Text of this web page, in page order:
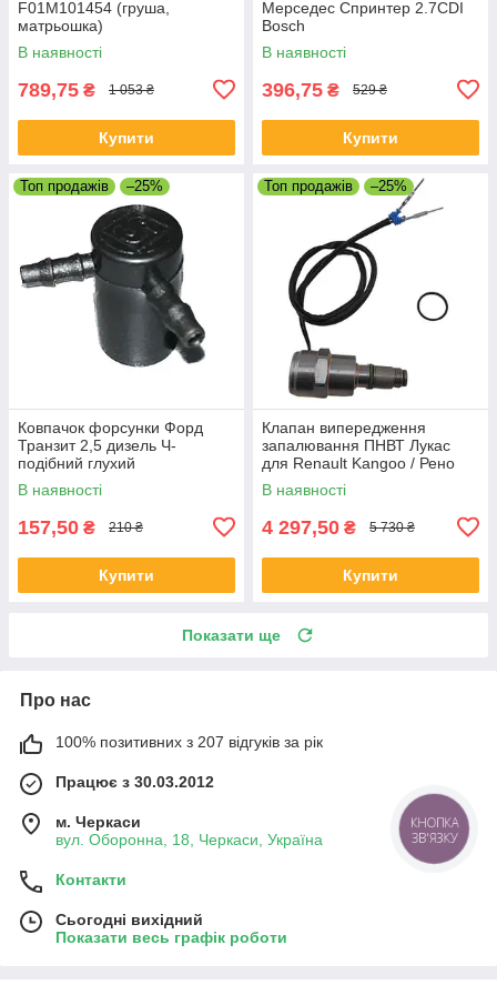
F01M101454 (груша,
матрьошка)
В наявності
789,75 ₴ 1 053 ₴
Купити
Мерседес Спринтер 2.7CDI
Bosch
В наявності
396,75 ₴ 529 ₴
Купити
Топ продажів –25%
Ковпачок форсунки Форд
Транзит 2,5 дизель Ч-
подібний глухий
В наявності
157,50 ₴ 210 ₴
Купити
Топ продажів –25%
Клапан випередження
запалювання ПНВТ Лукас
для Renault Kangoo / Рено
Кенго 1.9D 1996-
В наявності
4 297,50 ₴ 5 730 ₴
Купити
Показати ще
Про нас
100% позитивних з 207 відгуків за рік
Працює з 30.03.2012
м. Черкаси
вул. Оборонна, 18, Черкаси, Україна
Контакти
Сьогодні вихідний
Показати весь графік роботи
КНОПКА
ЗВ'ЯЗКУ